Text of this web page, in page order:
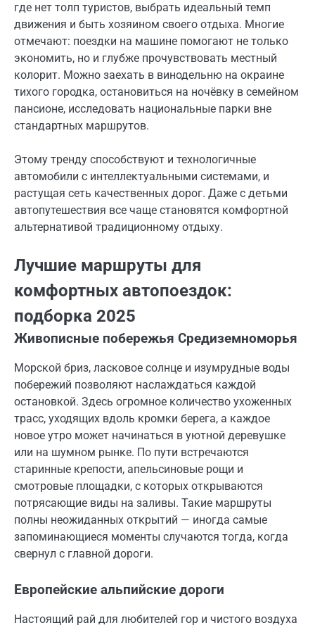
где нет толп туристов, выбрать идеальный темп
движения и быть хозяином своего отдыха. Многие
отмечают: поездки на машине помогают не только
экономить, но и глубже прочувствовать местный
колорит. Можно заехать в винодельню на окраине
тихого городка, остановиться на ночёвку в семейном
пансионе, исследовать национальные парки вне
стандартных маршрутов.
Этому тренду способствуют и технологичные
автомобили с интеллектуальными системами, и
растущая сеть качественных дорог. Даже с детьми
автопутешествия все чаще становятся комфортной
альтернативой традиционному отдыху.
Лучшие маршруты для
комфортных автопоездок:
подборка 2025
Живописные побережья Средиземноморья
Морской бриз, ласковое солнце и изумрудные воды
побережий позволяют наслаждаться каждой
остановкой. Здесь огромное количество ухоженных
трасс, уходящих вдоль кромки берега, а каждое
новое утро может начинаться в уютной деревушке
или на шумном рынке. По пути встречаются
старинные крепости, апельсиновые рощи и
смотровые площадки, с которых открываются
потрясающие виды на заливы. Такие маршруты
полны неожиданных открытий — иногда самые
запоминающиеся моменты случаются тогда, когда
свернул с главной дороги.
Европейские альпийские дороги
Настоящий рай для любителей гор и чистого воздуха